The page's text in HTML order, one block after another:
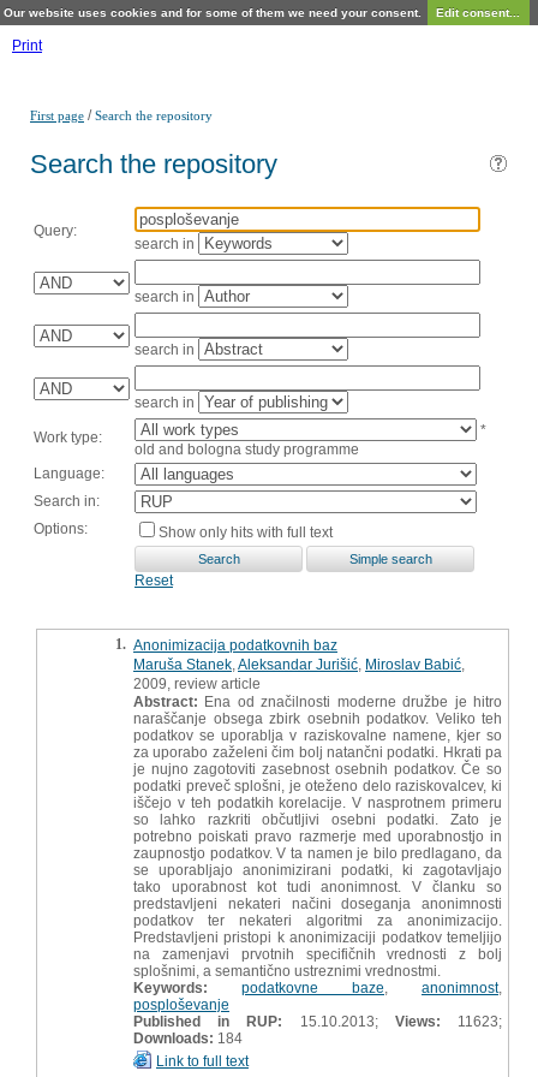
Our website uses cookies and for some of them we need your consent. Edit consent...
Print
First page /Search the repository
Search the repository
Query:
search in
search in
search in
search in
Work type:
*
old and bologna study programme
Language:
Search in:
Options:
Show only hits with full text
Reset
1. Anonimizacija podatkovnih baz
Maruša Stanek Aleksandar Jurišić Miroslav Babić
2009, review article
Abstract: Ena od značilnosti moderne družbe je hitro
naraščanje obsega zbirk osebnih podatkov. Veliko teh
podatkov se uporablja v raziskovalne namene, kjer so
za uporabo zaželeni čim bolj natančni podatki. Hkrati pa
je nujno zagotoviti zasebnost osebnih podatkov. Če so
podatki preveč splošni, je oteženo delo raziskovalcev, ki
iščejo v teh podatkih korelacije. V nasprotnem primeru
so lahko razkriti občutljivi osebni podatki. Zato je
potrebno poiskati pravo razmerje med uporabnostjo in
zaupnostjo podatkov. V ta namen je bilo predlagano, da
se uporabljajo anonimizirani podatki, ki zagotavljajo
tako uporabnost kot tudi anonimnost. V članku so
predstavljeni nekateri načini doseganja anonimnosti
podatkov ter nekateri algoritmi za anonimizacijo.
Predstavljeni pristopi k anonimizaciji podatkov temeljijo
na zamenjavi prvotnih specifičnih vrednosti z bolj
splošnimi, a semantično ustreznimi vrednostmi.
Keywords:
podatkovne baze anonimnost,
posploševanje
Published in RUP:
15.10.2013; Views: 11623;
Downloads: 184
Link to full text